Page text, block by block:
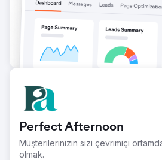
Perfect Afternoon
Müşterilerinizin sizi çevrimiçi ortamda
olmak.